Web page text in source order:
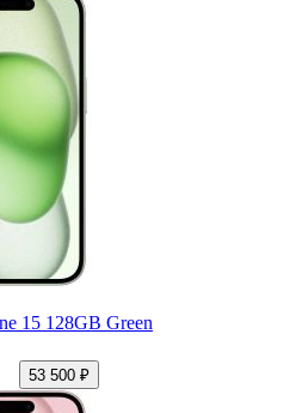
15 128GB Green
53 500 ₽